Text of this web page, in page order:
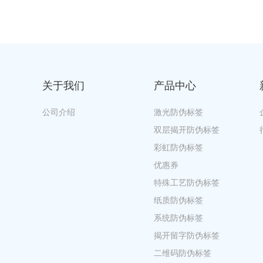
关于我们
公司介绍
产品中心
激光防伪标签
双层揭开防伪标签
彩虹防伪标签
优惠券
特殊工艺防伪标签
纸质防伪标签
系统防伪标签
揭开留字防伪标签
二维码防伪标签